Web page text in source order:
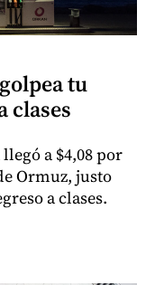
tu
clases
a $4,08 por
Ormuz, justo
a clases.